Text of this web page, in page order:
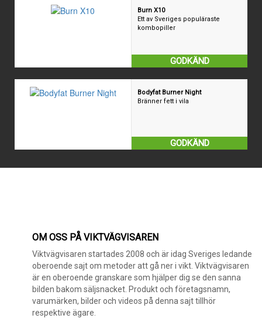
Burn X10
Ett av Sveriges populäraste
kombopiller
GODKÄND
Bodyfat Burner Night
Bränner fett i vila
GODKÄND
OM OSS PÅ VIKTVÄGVISAREN
Viktvägvisaren startades 2008 och är idag Sveriges ledande
oberoende sajt om metoder att gå ner i vikt. Viktvägvisaren
är en oberoende granskare som hjälper dig se den sanna
bilden bakom säljsnacket. Produkt och företagsnamn,
varumärken, bilder och videos på denna sajt tillhör
respektive ägare.